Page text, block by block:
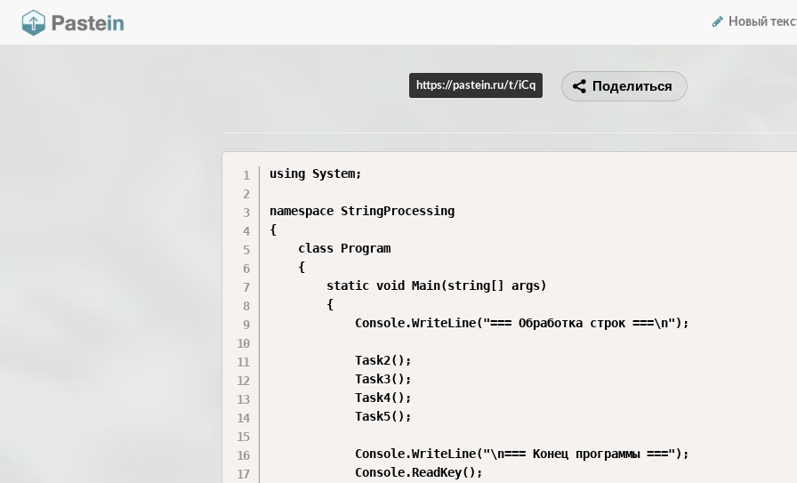
Новый
https://pastein.ru/t/iCq Поделиться
using System;
namespace StringProcessing
{
    class Program
    {
        static void Main(string[] args)
        {
            Console.WriteLine("=== Обработка строк ===\n");
            Task2();
            Task3();
            Task4();
            Task5();
            Console.WriteLine("\n=== Конец программы ===");
            Console.ReadKey();